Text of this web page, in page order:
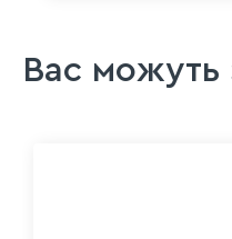
Вас можуть